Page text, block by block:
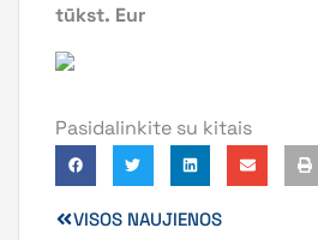
tūkst. Eur
Pasidalinkite su kitais
VISOS NAUJIENOS